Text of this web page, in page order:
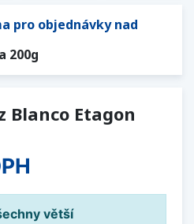
pro objednávky nad
200g
Blanco Etagon
větší